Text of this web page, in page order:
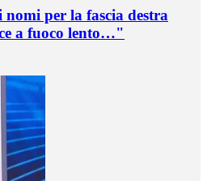
per la fascia destra
a fuoco lento…"